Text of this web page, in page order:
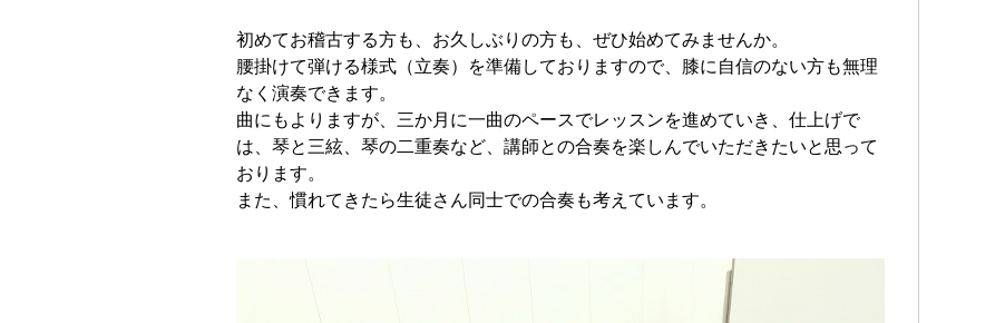
初めてお稽古する方も、お久しぶりの方も、ぜひ始めてみませんか。
腰掛けて弾ける様式（立奏）を準備しておりますので、膝に自信のない方も無理
なく演奏できます。
曲にもよりますが、三か月に一曲のペースでレッスンを進めていき、仕上げで
は、琴と三絃、琴の二重奏など、講師との合奏を楽しんでいただきたいと思って
おります。
また、慣れてきたら生徒さん同士での合奏も考えています。